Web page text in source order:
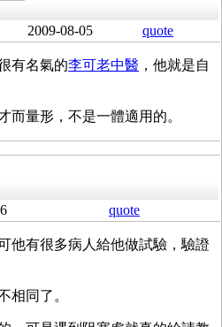
2009-08-05 quote
有名氣的李可老中醫 ，他就是自
而量形，不是一體適用的。
quote
他有很多病人給他做試驗，驗證
相同了。